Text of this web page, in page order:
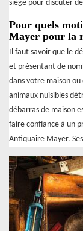
siège pour discuter
Pour quels
Mayer pour la
Il faut savoir que le
et présentant de
dans votre maison
animaux nuisibles
débarras de maison
faire confiance à un
Antiquaire Mayer.